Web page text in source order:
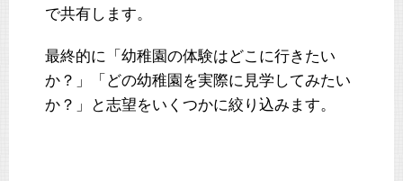
で共有します。
最終的に「幼稚園の体験はどこに行きたい
か？」「どの幼稚園を実際に見学してみたい
か？」と志望をいくつかに絞り込みます。